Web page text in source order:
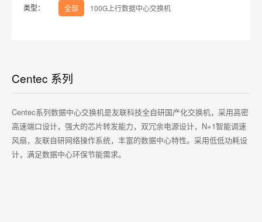
类型： 全部 100G上行数据中心交换机
Centec 系列
Centec系列数据中心交换机是友联科技全自研国产化交换机，采用高密
高速端口设计，强大的芯片转发能力，双冗余电源设计，N+1智能调速
风扇，友联自研网络操作系统，丰富的数据中心特性。采用低低功耗设
计，满足数据中心环保节能需求。